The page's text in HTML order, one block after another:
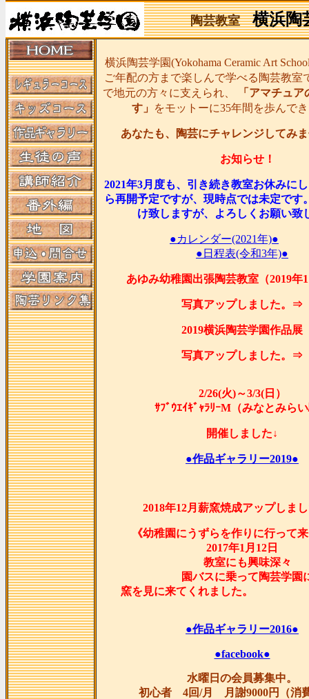
陶芸教室 横浜陶
横浜陶芸学園(Yokohama Ceramic Art
ご年配の方まで楽しんで学べる陶芸教室
で地元の方々に支えられ、
「アマチュ
す」
をモットーに35年間を歩んで
あなたも、陶芸にチャレンジしてみ
お知らせ！
2021年3月度も、引き続き教室お休みに
ら再開予定ですが、現時点では未定です
け致しますが、よろしくお願い致
●カレンダー(2021年)●
●日程表(令和3年)●
あゆみ幼稚園出張陶芸教室（2019年
写真アップしました。⇒
2019横浜陶芸学園作品展
写真アップしました。⇒
2/26(火)～3/3(日）
ｻﾌﾞｳｴｲｷﾞｬﾗﾘｰM（みなとみら
開催しました↓
●作品ギャラリー2019●
2018年12月薪窯焼成アップしま
《幼稚園にうずらを作りに行って
2017年1月12日
教室にも興味深々
園バスに乗って陶芸学園
窯を見に来てくれま
●作品ギャラリー2016●
●facebook●
水曜日の会員募集中。
初心者 4回/月 月謝9000円（消